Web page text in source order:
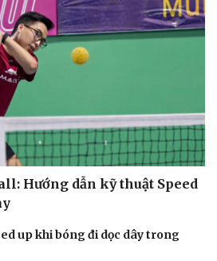
Podcast
Câu chuyện thời sự
Hạt giống tâm hồn
Hướng dẫn kỹ thuật Speed
up khi bóng đi dọc dây trong